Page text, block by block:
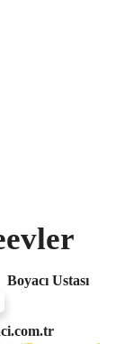
Boyacı Ustası